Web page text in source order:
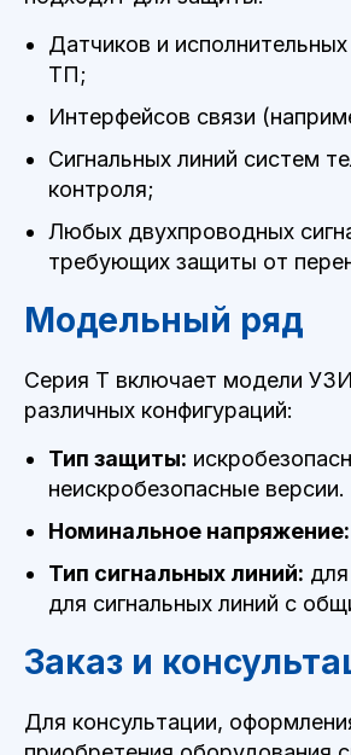
Датчиков и
ТП;
Интерфейсов связи
Сигнальных линий систем
контроля;
Любых двухпроводных
требующих защиты от
Модельный ряд
Серия T включает модели
различных конфигураций:
Тип защиты:
неискробезопасные версии.
Номинальное напряжение:
Тип сигнальных линий:
для сигнальных линий с
Заказ и
Для консультации,